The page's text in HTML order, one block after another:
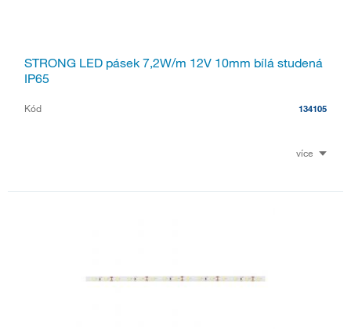
STRONG LED pásek 7,2W/m 12V 10mm bílá studená
IP65
Kód 134105
více